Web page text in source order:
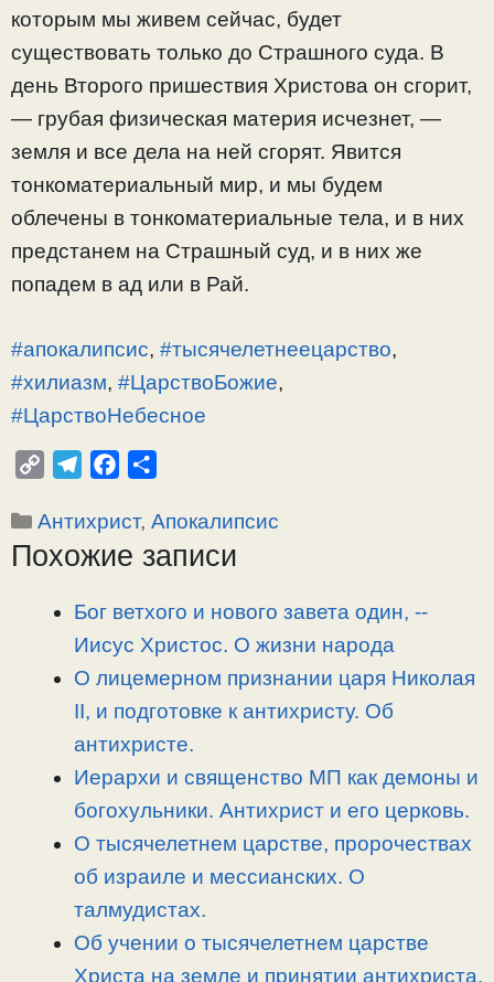
которым мы живем сейчас, будет
существовать только до Страшного суда. В
день Второго пришествия Христова он сгорит,
— грубая физическая материя исчезнет, —
земля и все дела на ней сгорят. Явится
тонкоматериальный мир, и мы будем
облечены в тонкоматериальные тела, и в них
предстанем на Страшный суд, и в них же
попадем в ад или в Рай.
#апокалипсис, #тысячелетнеецарство,
#хилиазм, #ЦарствоБожие,
#ЦарствоНебесное
p
y
l
e
r
a
c
e
o
п
р
в
Рубрики
Антихрист,Апокалипсис
Похожие записи
Бог ветхого и нового завета один, -­
Иисус Христос. О жизни народа
О лицемерном признании царя Николая
II, и подготовке к антихристу. Об
антихристе.
Иерархи и священство МП как демоны и
богохульники. Антихрист и его церковь.
О тысячелетнем царстве, пророчествах
об израиле и мессианских. О
талмудистах.
Об учении о тысячелетнем царстве
Христа на земле и принятии антихриста.